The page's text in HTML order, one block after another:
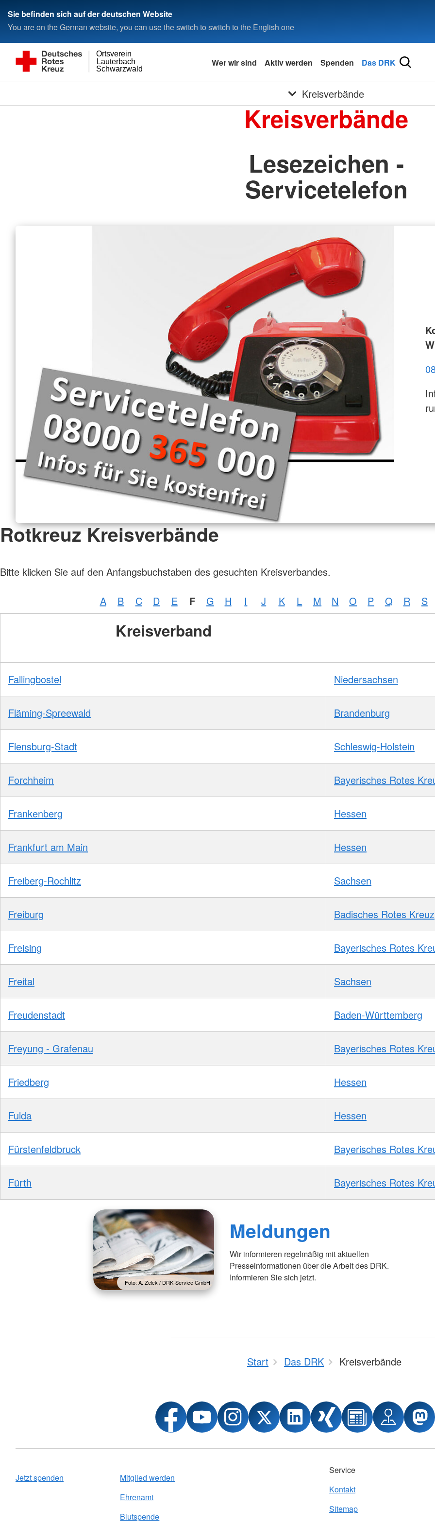
Sie befinden sich auf der deutschen Website
You are on the German website, you can use the switch to switch to the English one
Schwarzwald
Lauterbach
Ortsverein
Wer wir sind Aktiv werden Spenden Das DRK
Kreisverbände
Kreisverbände
Lesezeichen -
Servicetelefon
Rotkreuz Kreisverbände
Bitte klicken Sie auf den Anfangsbuchstaben des gesuchten Kreisverbandes.
A B C D E F G H I J K L M N O P Q R S
Kreisverband
Fallingbostel Niedersachsen
Fläming-Spreewald Brandenburg
Flensburg-Stadt Schleswig-Holstein
Forchheim Bayerisches Rotes
Frankenberg Hessen
Frankfurt am Main Hessen
Freiberg-Rochlitz Sachsen
Freiburg Badisches Rotes Kreuz
Freising Bayerisches Rotes
Freital Sachsen
Freudenstadt Baden-Württemberg
Freyung - Grafenau Bayerisches Rotes
Friedberg Hessen
Fulda Hessen
Fürstenfeldbruck Bayerisches Rotes
Fürth Bayerisches Rotes
Foto: A. Zelck / DRK-Service GmbH
Meldungen
Wir informieren regelmäßig mit aktuellen
Presseinformationen über die Arbeit des DRK.
Informieren Sie sich jetzt.
Start Das DRK Kreisverbände
Jetzt spenden
Mitglied werden
Ehrenamt
Blutspende
Service
Kontakt
Sitemap